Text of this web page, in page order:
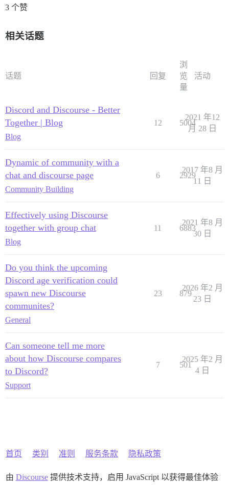
3 个赞
相关话题
话题 回复
浏
览
量
活动
Discord and Discourse - Better
Together | Blog
Blog
12 5004
2021 年12
月 28 日
Dynamic of community with a
chat and discourse page
Community Building
6 2929
2017 年8 月
11 日
Effectively using Discourse
together with group chat
Blog
11 6883
2021 年8 月
30 日
Do you think the upcoming
Discord age verification could
spawn new Discourse
communites?
General
23 879
2026 年2 月
23 日
Can someone tell me more
about how Discourse compares
to Discord?
Support
7 501
2025 年2 月
4 日
首页 类别 准则 服务条款 隐私政策
由 Discourse提供技术支持，启用 JavaScript 以获得最佳体验